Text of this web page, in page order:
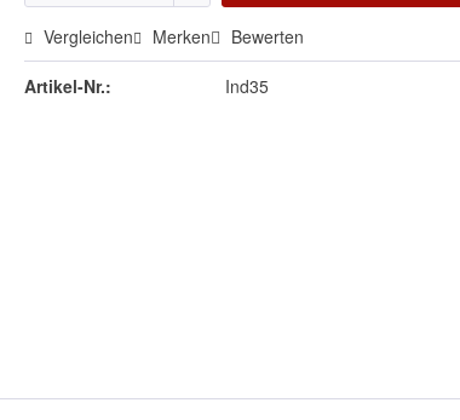
Vergleichen Merken Bewerten
Artikel-Nr.: Ind35